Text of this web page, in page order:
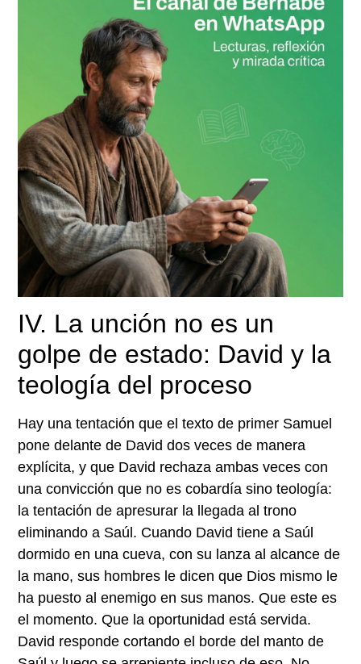
IV. La unción no es un
golpe de estado: David y la
teología del proceso
Hay una tentación que el texto de primer Samuel
pone delante de David dos veces de manera
explícita, y que David rechaza ambas veces con
una convicción que no es cobardía sino teología:
la tentación de apresurar la llegada al trono
eliminando a Saúl. Cuando David tiene a Saúl
dormido en una cueva, con su lanza al alcance de
la mano, sus hombres le dicen que Dios mismo le
ha puesto al enemigo en sus manos. Que este es
el momento. Que la oportunidad está servida.
David responde cortando el borde del manto de